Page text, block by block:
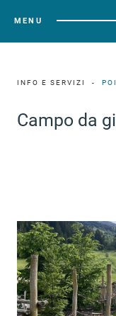
MENU
INFO E SERVIZI
Campo da